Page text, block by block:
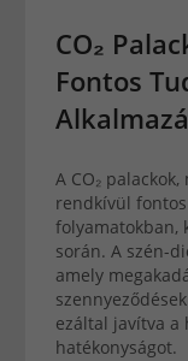
CO₂
Fontos
A CO₂
rendkívül
folyamatokban,
során. A szén-
amely
ezáltal javítva a
hatékonyságot.